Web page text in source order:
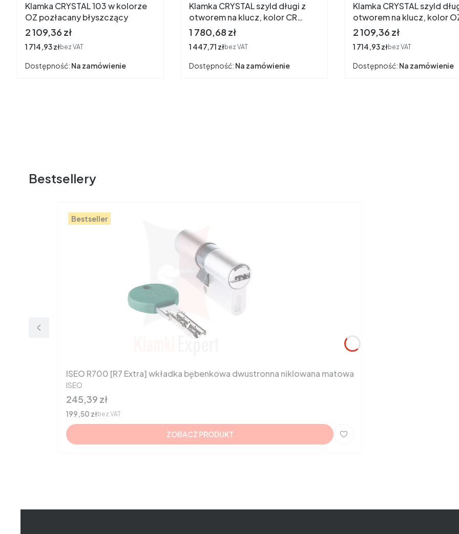
Klamka CRYSTAL 103 w kolorze
OZ pozłacany błyszczący
Cena
2 109,36 zł
Cena
1 714,93 złbez VAT
Dostępność: Na zamówienie
Klamka CRYSTAL szyld długi z
otworem na klucz, kolor CR
chromowany błyszczący
Cena
1 780,68 zł
Cena
1 447,71 złbez VAT
Dostępność: Na zamówienie
Klamka CRYSTAL szyld
otworem na klucz, kolor
pozłacany błyszczący
Cena
2 109,36 zł
Cena
1 714,93 złbez VAT
Dostępność: Na zamówienie
Bestsellery
Bestseller
ISEO R700 [R7 Extra] wkładka bębenkowa dwustronna niklowana matowa
PRODUCENT
ISEO
Cena
245,39 zł
Cena
199,50 złbez VAT
ZOBACZ PRODUKT